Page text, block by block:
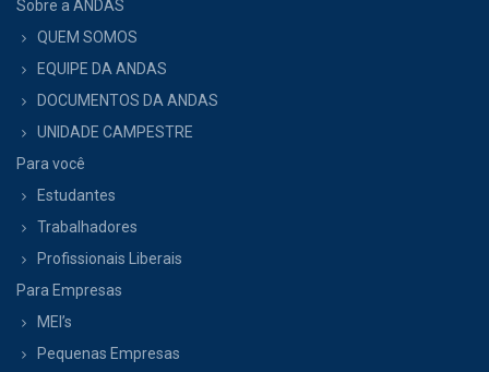
Sobre a ANDAS
QUEM SOMOS
EQUIPE DA ANDAS
DOCUMENTOS DA ANDAS
UNIDADE CAMPESTRE
Para você
Estudantes
Trabalhadores
Profissionais Liberais
Para Empresas
MEI’s
Pequenas Empresas